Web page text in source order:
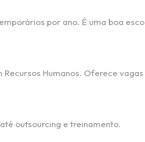
por ano. É uma boa
Humanos. Oferece
outsourcing e treinamento.